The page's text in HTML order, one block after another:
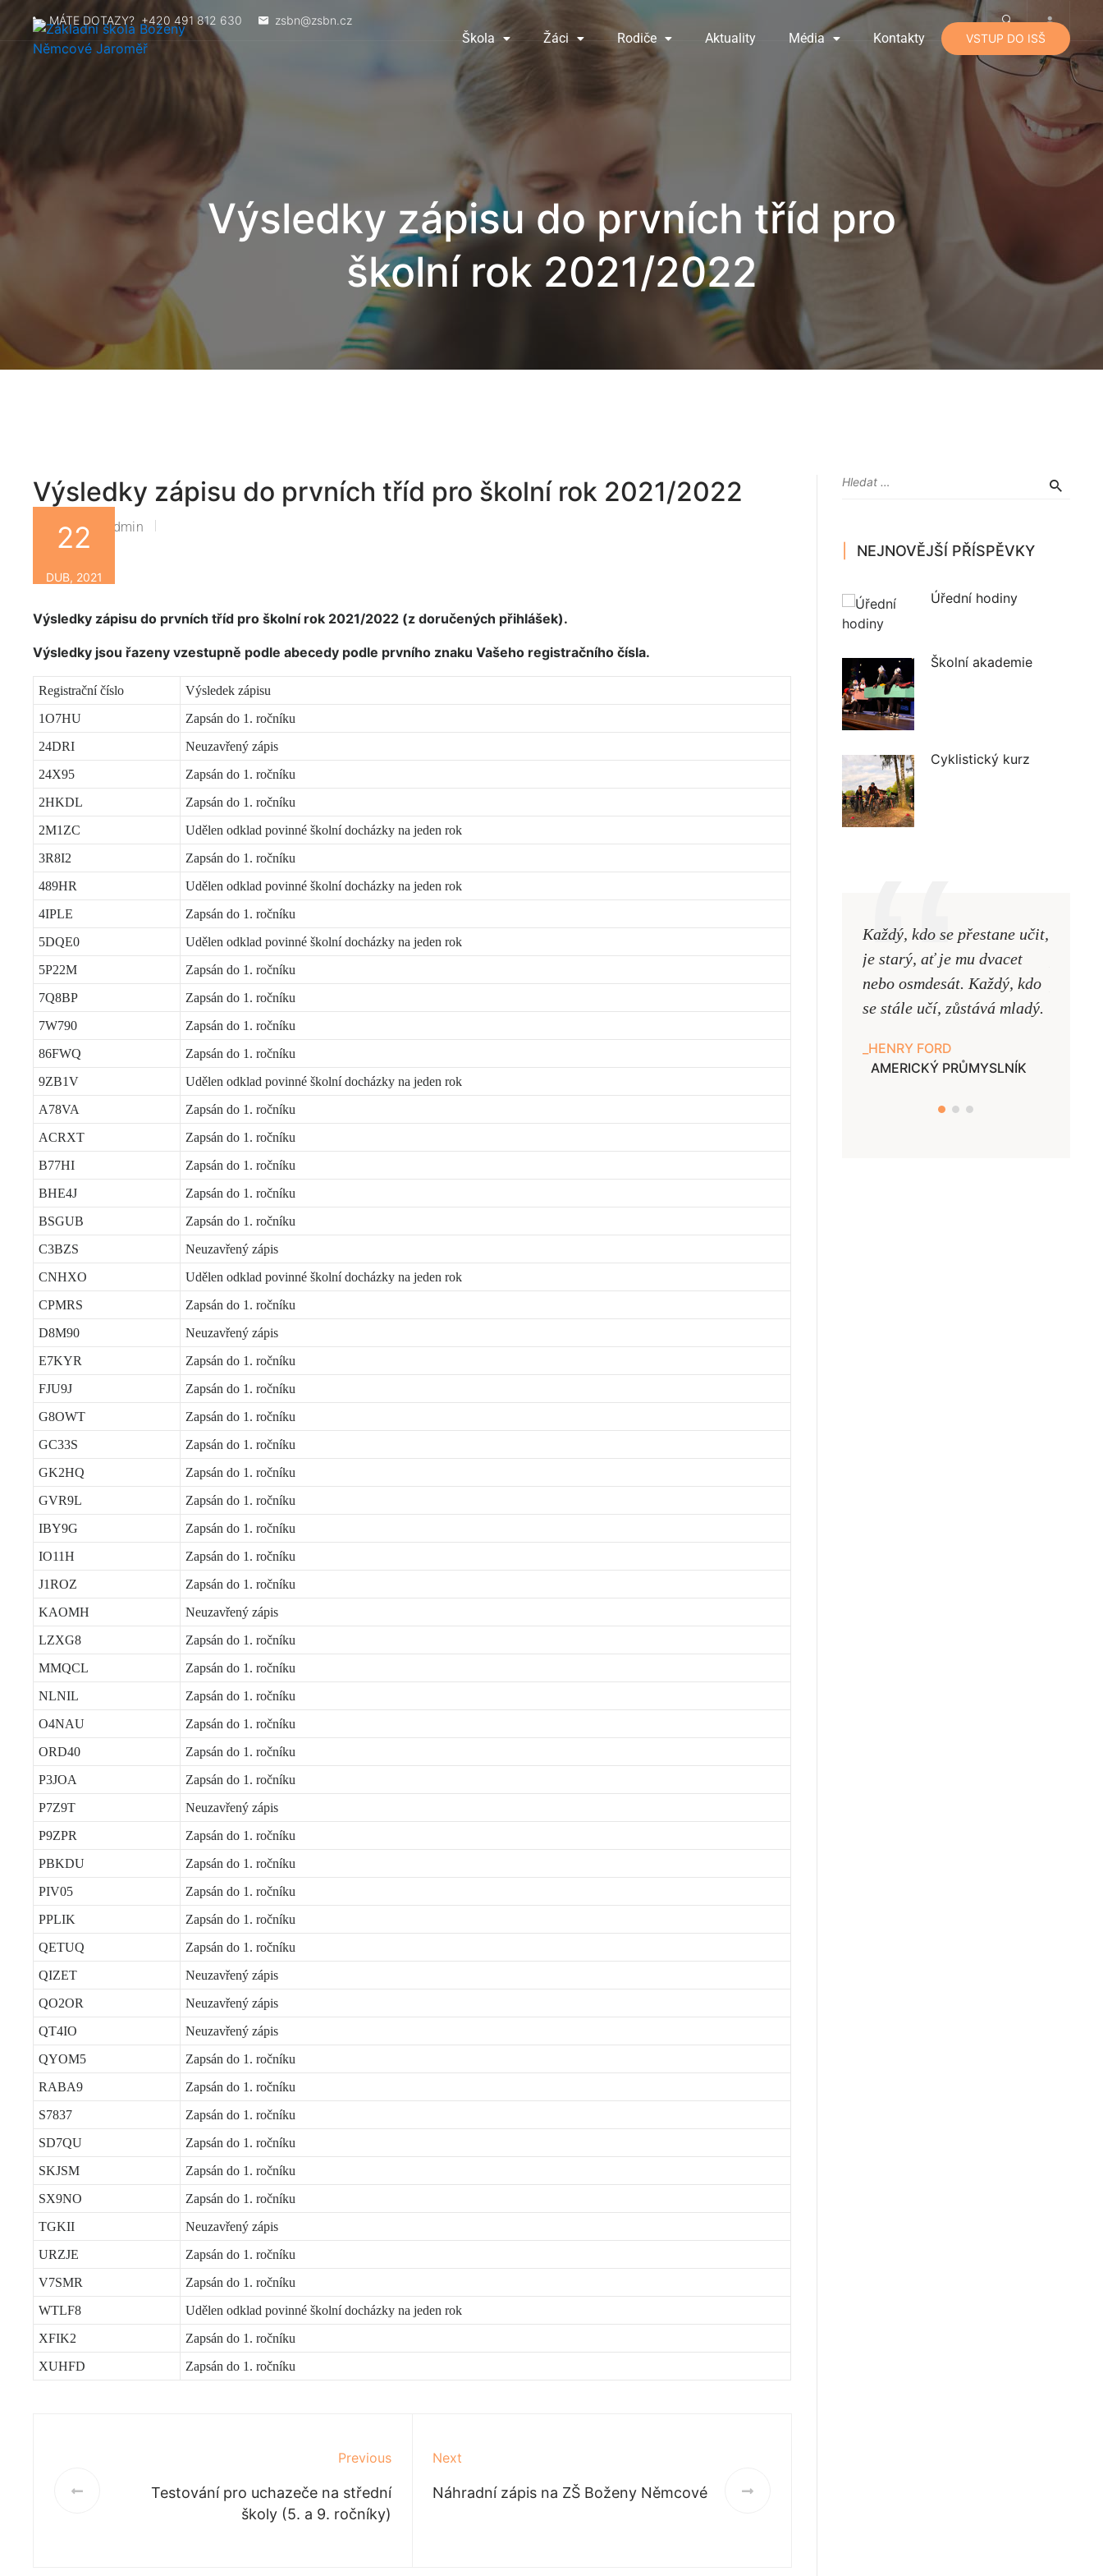
MÁTE DOTAZY? +420 491 812 630 zsbn@zsbn.cz
Škola Žáci Rodiče Aktuality Média Kontakty VSTUP DO ISŠ
Výsledky zápisu do prvních tříd pro
školní rok 2021/2022
Výsledky zápisu do prvních tříd pro školní rok 2021/2022
By Zsbn-Admin
22
DUB, 2021
Výsledky zápisu do prvních tříd pro školní rok 2021/2022 (z doručených přihlášek).
Výsledky jsou řazeny vzestupně podle abecedy podle prvního znaku Vašeho registračního čísla.
Registrační číslo
Výsledek zápisu
1O7HU
Zapsán do 1. ročníku
24DRI
Neuzavřený zápis
24X95
Zapsán do 1. ročníku
2HKDL
Zapsán do 1. ročníku
2M1ZC
Udělen odklad povinné školní docházky na jeden rok
3R8I2
Zapsán do 1. ročníku
489HR
Udělen odklad povinné školní docházky na jeden rok
4IPLE
Zapsán do 1. ročníku
5DQE0
Udělen odklad povinné školní docházky na jeden rok
5P22M
Zapsán do 1. ročníku
7Q8BP
Zapsán do 1. ročníku
7W790
Zapsán do 1. ročníku
86FWQ
Zapsán do 1. ročníku
9ZB1V
Udělen odklad povinné školní docházky na jeden rok
A78VA
Zapsán do 1. ročníku
ACRXT
Zapsán do 1. ročníku
B77HI
Zapsán do 1. ročníku
BHE4J
Zapsán do 1. ročníku
BSGUB
Zapsán do 1. ročníku
C3BZS
Neuzavřený zápis
CNHXO
Udělen odklad povinné školní docházky na jeden rok
CPMRS
Zapsán do 1. ročníku
D8M90
Neuzavřený zápis
E7KYR
Zapsán do 1. ročníku
FJU9J
Zapsán do 1. ročníku
G8OWT
Zapsán do 1. ročníku
GC33S
Zapsán do 1. ročníku
GK2HQ
Zapsán do 1. ročníku
GVR9L
Zapsán do 1. ročníku
IBY9G
Zapsán do 1. ročníku
IO11H
Zapsán do 1. ročníku
J1ROZ
Zapsán do 1. ročníku
KAOMH
Neuzavřený zápis
LZXG8
Zapsán do 1. ročníku
MMQCL
Zapsán do 1. ročníku
NLNIL
Zapsán do 1. ročníku
O4NAU
Zapsán do 1. ročníku
ORD40
Zapsán do 1. ročníku
P3JOA
Zapsán do 1. ročníku
P7Z9T
Neuzavřený zápis
P9ZPR
Zapsán do 1. ročníku
PBKDU
Zapsán do 1. ročníku
PIV05
Zapsán do 1. ročníku
PPLIK
Zapsán do 1. ročníku
QETUQ
Zapsán do 1. ročníku
QIZET
Neuzavřený zápis
QO2OR
Neuzavřený zápis
QT4IO
Neuzavřený zápis
QYOM5
Zapsán do 1. ročníku
RABA9
Zapsán do 1. ročníku
S7837
Zapsán do 1. ročníku
SD7QU
Zapsán do 1. ročníku
SKJSM
Zapsán do 1. ročníku
SX9NO
Zapsán do 1. ročníku
TGKII
Neuzavřený zápis
URZJE
Zapsán do 1. ročníku
V7SMR
Zapsán do 1. ročníku
WTLF8
Udělen odklad povinné školní docházky na jeden rok
XFIK2
Zapsán do 1. ročníku
XUHFD
Zapsán do 1. ročníku
Previous
Testování pro uchazeče na střední
školy (5. a 9. ročníky)
Next
Náhradní zápis na ZŠ Boženy Němcové
NEJNOVĚJŠÍ PŘÍSPĚVKY
Úřední hodiny
Školní akademie
Cyklistický kurz
Každý, kdo se přestane učit,
je starý, ať je mu dvacet
nebo osmdesát. Každý, kdo
se stále učí, zůstává mladý.
HENRY FORD
AMERICKÝ PRŮMYSLNÍK